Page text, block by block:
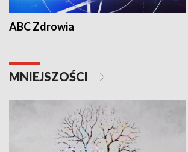
ABC Zdrowia
MNIEJSZOŚCI